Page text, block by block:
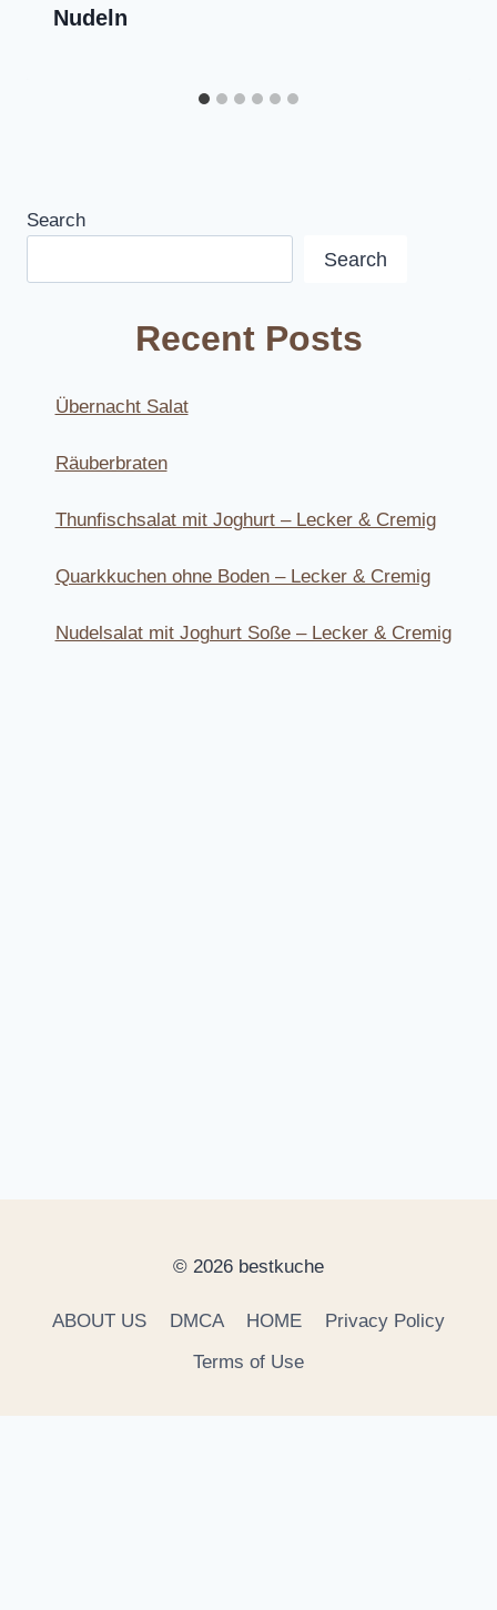
Nudeln
Search
Search
Recent Posts
Übernacht Salat
Räuberbraten
Thunfischsalat mit Joghurt – Lecker & Cremig
Quarkkuchen ohne Boden – Lecker & Cremig
Nudelsalat mit Joghurt Soße – Lecker & Cremig
© 2026 bestkuche
ABOUT US DMCA HOME
Privacy Policy
Terms of Use